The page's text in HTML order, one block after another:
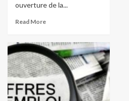
ouverture de la...
Read More